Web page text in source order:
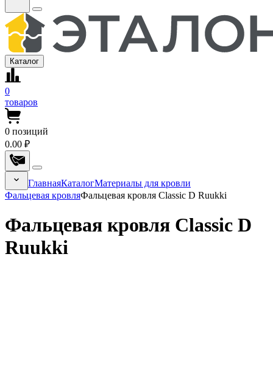
Каталог
0
товаров
0 позиций
0.00 ₽
ГлавнаяКаталогМатериалы для кровли
Фальцевая кровляФальцевая кровля Classic D Ruukki
Фальцевая кровля Classic D
Ruukki